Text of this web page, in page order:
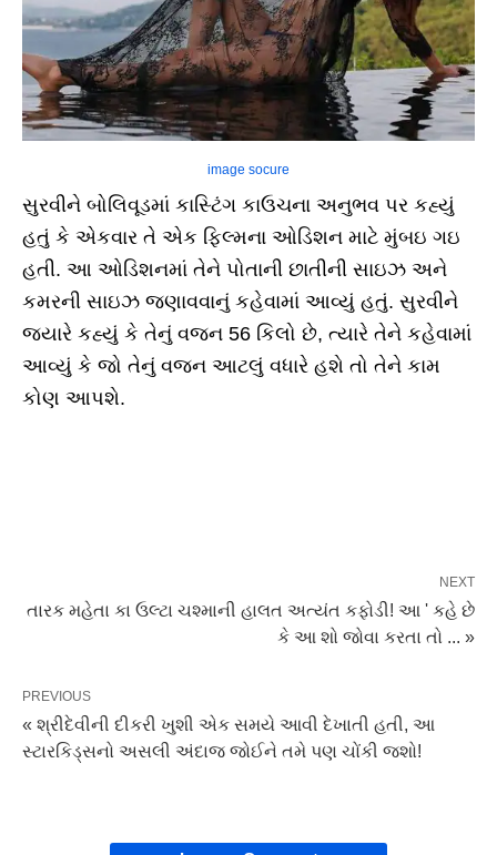
image socure
સુરવીને બોલિવૂડમાં કાસ્ટિંગ કાઉચના અનુભવ પર કહ્યું
હતું કે એકવાર તે એક ફિલ્મના ઓડિશન માટે મુંબઇ ગઇ
હતી. આ ઓડિશનમાં તેને પોતાની છાતીની સાઇઝ અને
કમરની સાઇઝ જણાવવાનું કહેવામાં આવ્યું હતું. સુરવીને
જ્યારે કહ્યું કે તેનું વજન 56 કિલો છે, ત્યારે તેને કહેવામાં
આવ્યું કે જો તેનું વજન આટલું વધારે હશે તો તેને કામ
કોણ આપશે.
NEXT
તારક મહેતા કા ઉલ્ટા ચશ્માની હાલત અત્યંત કફોડી! આ ' કહે છે
કે આ શો જોવા કરતા તો ... »
PREVIOUS
« શ્રીદેવીની દીકરી ખુશી એક સમયે આવી દેખાતી હતી, આ
સ્ટારકિડ્સનો અસલી અંદાજ જોઈને તમે પણ ચોંકી જશો!